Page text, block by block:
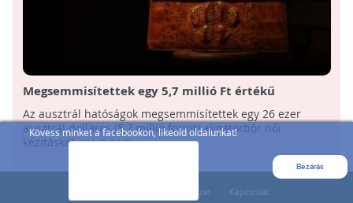
Kövess minket a facebookon, likeold oldalunkat!
Bezárás
Megsemmisítettek egy 5,7 millió Ft értékű
krokodilbőr táskát Ausztráliában, mert nem voltak
rendben a papírjai
Az ausztrál hatóságok megsemmisítettek egy 26 ezer
ausztrál dolláros (5,7 millió forint) aligátorbőr női
kézitáskát, mert nem ...